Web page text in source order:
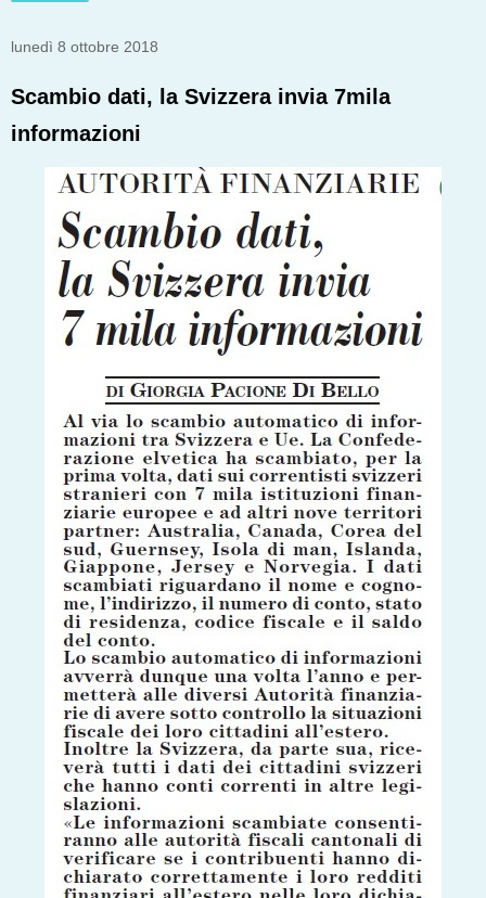
lunedì 8 ottobre 2018
Scambio dati, la Svizzera invia 7mila
informazioni